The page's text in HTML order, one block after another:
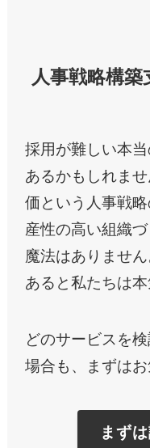
人事戦略構築
採用が難しい本
あるかもしれま
価という人事戦
産性の高い組織
魔法はありませ
あると私たちは本
どのサービスを
場合も、まずはお
まず